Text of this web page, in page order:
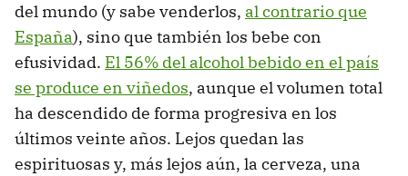
del mundo (y sabe venderlos, al contrario que
España), sino que también los bebe con
efusividad. El 56% del alcohol bebido en el país
se produce en viñedos, aunque el volumen total
ha descendido de forma progresiva en los
últimos veinte años. Lejos quedan las
espirituosas y, más lejos aún, la cerveza, una